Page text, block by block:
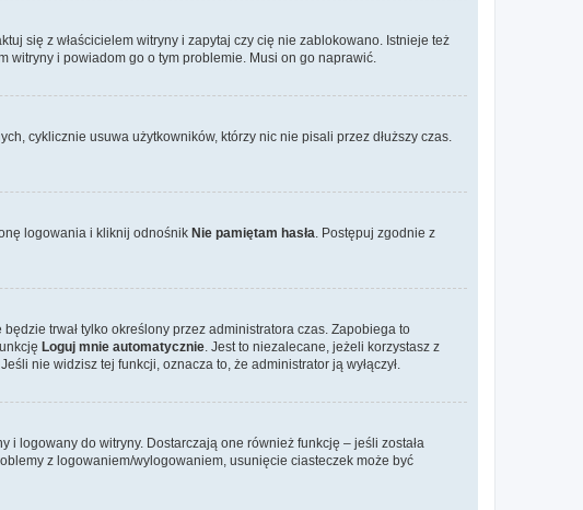
się z właścicielem witryny i zapytaj czy cię nie zablokowano. Istnieje też
witryny i powiadom go o tym problemie. Musi on go naprawić.
cyklicznie usuwa użytkowników, którzy nic nie pisali przez dłuższy czas.
logowania i kliknij odnośnik Nie pamiętam hasła . Postępuj zgodnie z
trwał tylko określony przez administratora czas. Zapobiega to
Loguj mnie automatycznie . Jest to niezalecane, jeżeli korzystasz z
nie widzisz tej funkcji, oznacza to, że administrator ją wyłączył.
logowany do witryny. Dostarczają one również funkcję – jeśli została
z logowaniem/wylogowaniem, usunięcie ciasteczek może być